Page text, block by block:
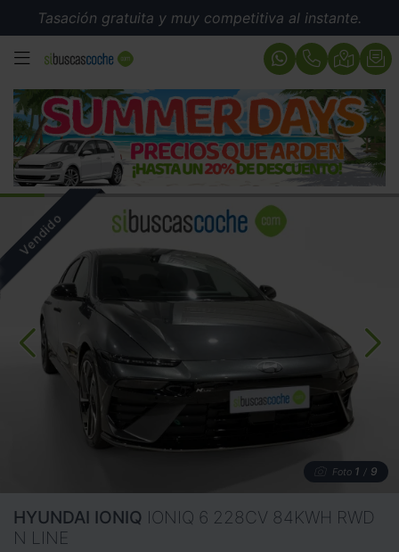
Tasación gratuita y muy competitiva al instante.
MENÚ
Foto 1 / 9
HYUNDAI IONIQ IONIQ 6 228CV 84KWH RWD
N LINE